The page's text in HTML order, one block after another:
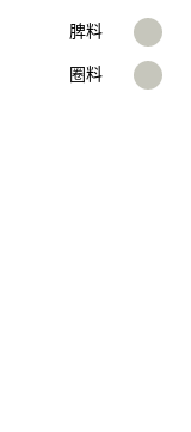
脾料
圈料